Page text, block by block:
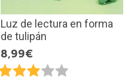
Luz de lectura en forma
de tulipán
8,99€